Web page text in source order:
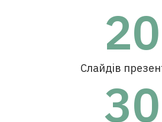
20
Слайдів
30